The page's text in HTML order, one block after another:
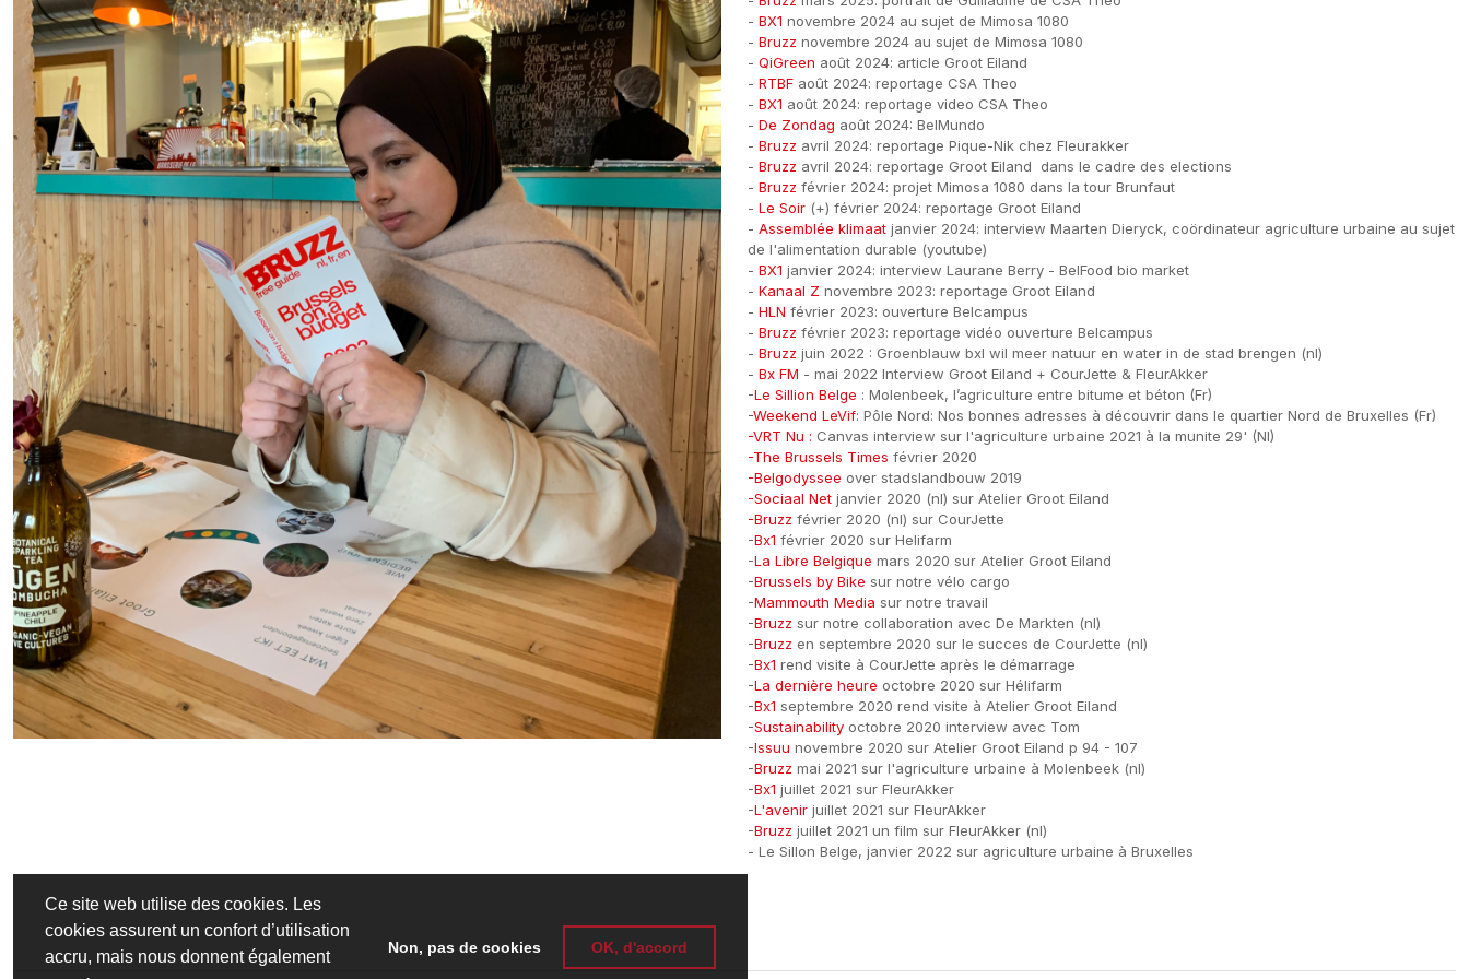
Ce site web utilise des cookies. Les
cookies assurent un confort d’utilisation
accru, mais nous donnent également
Non, pas de cookies OK, d'accord
- BX1 novembre 2024 au sujet de Mimosa 1080
- Bruzz novembre 2024 au sujet de Mimosa 1080
- QiGreen août 2024: article Groot Eiland
- RTBF août 2024: reportage CSA Theo
- BX1 août 2024: reportage video CSA Theo
- De Zondag août 2024: BelMundo
- Bruzz avril 2024: reportage Pique-Nik chez Fleurakker
- Bruzz avril 2024: reportage Groot Eiland dans le cadre des elections
- Bruzz février 2024: projet Mimosa 1080 dans la tour Brunfaut
- Le Soir (+) février 2024: reportage Groot Eiland
- Assemblée klimaat janvier 2024: interview Maarten Dieryck, coördinateur agriculture urbaine au sujet
de l'alimentation durable (youtube)
- BX1 janvier 2024: interview Laurane Berry - BelFood bio market
- Kanaal Z novembre 2023: reportage Groot Eiland
- HLN février 2023: ouverture Belcampus
- Bruzz février 2023: reportage vidéo ouverture Belcampus
- Bruzz juin 2022 : Groenblauw bxl wil meer natuur en water in de stad brengen (nl)
- Bx FM - mai 2022 Interview Groot Eiland + CourJette & FleurAkker
-Le Sillion Belge : Molenbeek, l’agriculture entre bitume et béton (Fr)
-Weekend LeVif: Pôle Nord: Nos bonnes adresses à découvrir dans le quartier Nord de Bruxelles (Fr)
-VRT Nu : Canvas interview sur l'agriculture urbaine 2021 à la munite 29' (Nl)
-The Brussels Times février 2020
-Belgodyssee over stadslandbouw 2019
-Sociaal Net janvier 2020 (nl) sur Atelier Groot Eiland
-Bruzz février 2020 (nl) sur CourJette
-Bx1 février 2020 sur Helifarm
-La Libre Belgique mars 2020 sur Atelier Groot Eiland
-Brussels by Bike sur notre vélo cargo
-Mammouth Media sur notre travail
-Bruzz sur notre collaboration avec De Markten (nl)
-Bruzz en septembre 2020 sur le succes de CourJette (nl)
-Bx1 rend visite à CourJette après le démarrage
-La dernière heure octobre 2020 sur Hélifarm
-Bx1 septembre 2020 rend visite à Atelier Groot Eiland
-Sustainability octobre 2020 interview avec Tom
-Issuu novembre 2020 sur Atelier Groot Eiland p 94 - 107
-Bruzz mai 2021 sur l'agriculture urbaine à Molenbeek (nl)
-Bx1 juillet 2021 sur FleurAkker
-L'avenir juillet 2021 sur FleurAkker
-Bruzz juillet 2021 un film sur FleurAkker (nl)
- Le Sillon Belge, janvier 2022 sur agriculture urbaine à Bruxelles